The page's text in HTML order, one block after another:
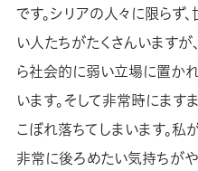
です。シリアの人々に限らず
い人たちがたくさんいます
ら社会的に弱い立場に置か
います。そして非常時にます
こぼれ落ちてしまいます。私
非常に後ろめたい気持ちがや